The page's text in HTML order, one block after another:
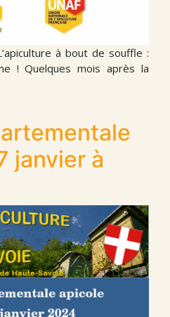
à bout de souffle :
! Quelques mois après la
janvier à